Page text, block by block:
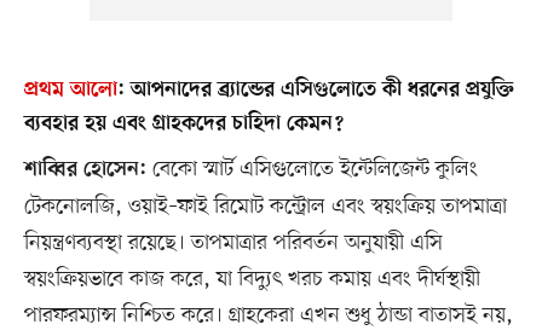
প্রথম আলো:আপনাদের ব্র্যান্ডের এসিগুলোতে কী ধরনের প্রযুক্তি
ব্যবহার হয় এবং গ্রাহকদের চাহিদা কেমন?
শাব্বির হোসেন: বেকো স্মার্ট এসিগুলোতে ইন্টেলিজেন্ট কুলিং
টেকনোলজি, ওয়াই–ফাই রিমোট কন্ট্রোল এবং স্বয়ংক্রিয় তাপমাত্রা
নিয়ন্ত্রণব্যবস্থা রয়েছে। তাপমাত্রার পরিবর্তন অনুযায়ী এসি
স্বয়ংক্রিয়ভাবে কাজ করে, যা বিদ্যুৎ খরচ কমায় এবং দীর্ঘস্থায়ী
পারফরম্যান্স নিশ্চিত করে। গ্রাহকেরা এখন শুধু ঠান্ডা বাতাসই নয়,